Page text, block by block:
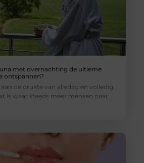
met overnachting de ultieme
ontspannen?
de drukte van alledag en volledig
is waar steeds meer mensen naar